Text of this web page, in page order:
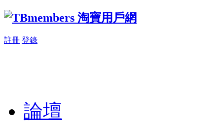
註冊 登錄
論壇